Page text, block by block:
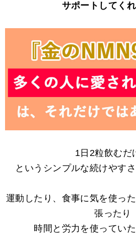
サポートしてくれ
1日2粒飲むだ
というシンプルな続けやす
運動したり、食事に気を使っ
張ったり
時間と労力を使ってい